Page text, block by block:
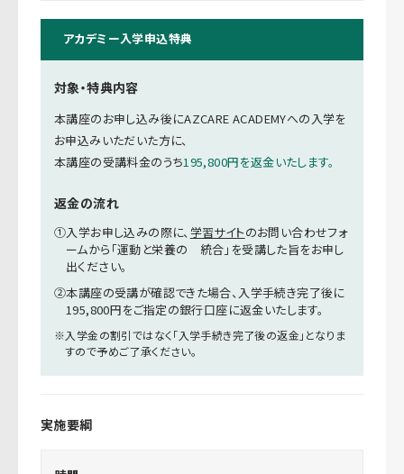
アカデミー入学申込特典
対象・特典内容
本講座のお申し込み後にAZCARE ACADEMYへの入学を
お申込みいただいた方に、
本講座の受講料金のうち195,800円を返金いたします。
返金の流れ
①入学お申し込みの際に、 学習サイトのお問い合わせフォ
ームから「運動と栄養の 統合」を受講した旨をお申し
出ください。
②本講座の受講が確認できた場合、入学手続き完了後に
195,800円をご指定の銀行口座に返金いたします。
※入学金の割引ではなく「入学手続き完了後の返金」となりま
すので予めご了承ください。
実施要綱